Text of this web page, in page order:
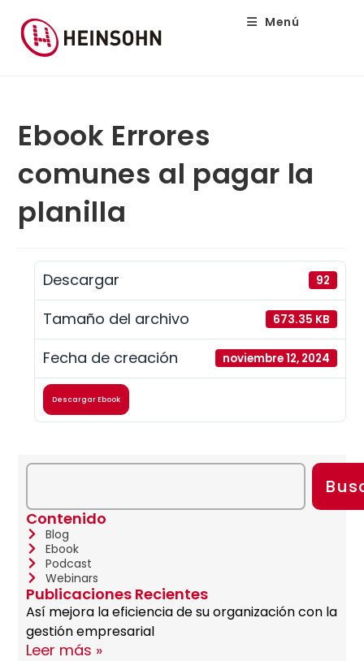
Menú
Ebook Errores
comunes al pagar la
planilla
Descargar 92
Tamaño del archivo 673.35 KB
Fecha de creación noviembre 12, 2024
Descargar Ebook
Contenido
Blog
Ebook
Podcast
Webinars
Publicaciones Recientes
Así mejora la eficiencia de su organización con la
gestión empresarial
Leer más »